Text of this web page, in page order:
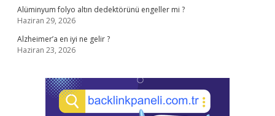
Alüminyum folyo altın dedektörünü engeller mi ?
Haziran 29, 2026
Alzheimer’a en iyi ne gelir ?
Haziran 23, 2026